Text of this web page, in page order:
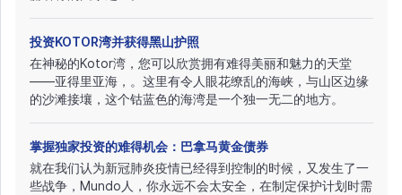
投资KOTOR湾并获得黑山护照
在神秘的Kotor湾，您可以欣赏拥有难得美丽和魅力的天堂
——亚得里亚海，。这里有令人眼花缭乱的海峡，与山区边缘
的沙滩接壤，这个钴蓝色的海湾是一个独一无二的地方。
掌握独家投资的难得机会：巴拿马黄金债券
就在我们认为新冠肺炎疫情已经得到控制的时候，又发生了一
些战争，Mundo人，你永远不会太安全，在制定保护计划时需